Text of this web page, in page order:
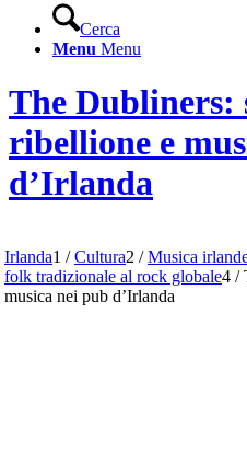
Cerca
Menu Menu
The Dubliners:
ribellione e
d’Irlanda
Irlanda1 / Cultura2 / Musica
folk tradizionale al rock globale4 /
musica nei pub d’Irlanda